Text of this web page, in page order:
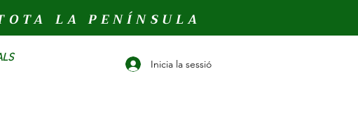
LA PENÍNSULA
Inicia la sessió